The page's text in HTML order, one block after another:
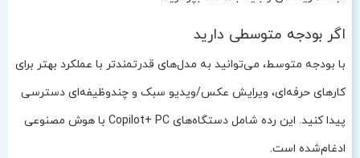
اگر بودجه متوسطی دارید
با بودجه متوسط، می‌توانید به مدل‌های قدرتمندتر با عملکرد بهتر برای
کارهای حرفه‌ای، ویرایش عکس/ویدیو سبک و چندوظیفه‌ای دسترسی
پیدا کنید. این رده شامل دستگاه‌های Copilot+ PC با هوش مصنوعی
ادغام‌شده است.